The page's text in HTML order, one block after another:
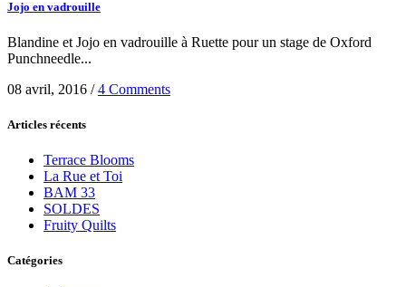
Jojo en vadrouille
Blandine et Jojo en vadrouille à Ruette pour un stage de Oxford
Punchneedle...
08 avril, 2016 /4 Comments
Articles récents
Terrace Blooms
La Rue et Toi
BAM 33
SOLDES
Fruity Quilts
Catégories